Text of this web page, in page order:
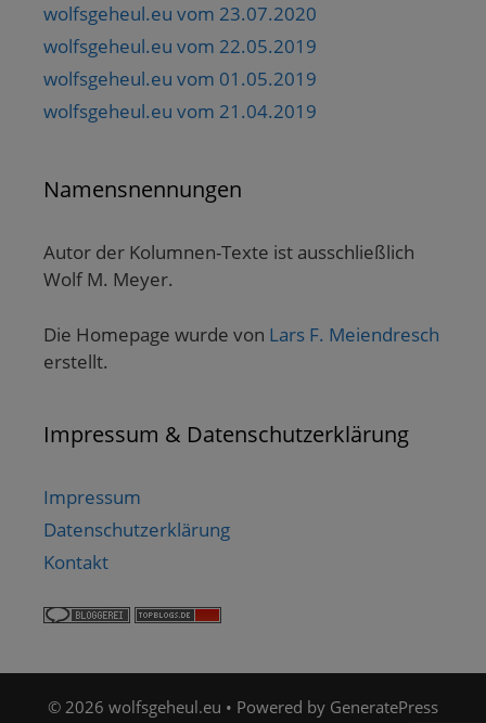
wolfsgeheul.eu vom 23.07.2020
wolfsgeheul.eu vom 22.05.2019
wolfsgeheul.eu vom 01.05.2019
wolfsgeheul.eu vom 21.04.2019
Namensnennungen
Autor der Kolumnen-Texte ist ausschließlich
Wolf M. Meyer.
Die Homepage wurde von Lars F. Meiendresch
erstellt.
Impressum & Datenschutzerklärung
Impressum
Datenschutzerklärung
Kontakt
© 2026 wolfsgeheul.eu • Powered by GeneratePress